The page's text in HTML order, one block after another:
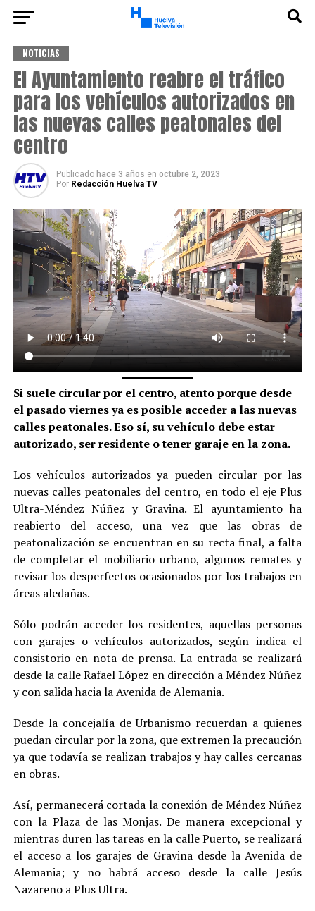
NOTICIAS
El Ayuntamiento reabre el tráfico
para los vehículos autorizados en
las nuevas calles peatonales del
centro
Publicado hace 3 años en octubre 2, 2023
Por Redacción Huelva TV
Si suele circular por el centro, atento porque desde
el pasado viernes ya es posible acceder a las nuevas
calles peatonales. Eso sí, su vehículo debe estar
autorizado, ser residente o tener garaje en la zona.
Los vehículos autorizados ya pueden circular por las
nuevas calles peatonales del centro, en todo el eje Plus
Ultra-Méndez Núñez y Gravina. El ayuntamiento ha
reabierto del acceso, una vez que las obras de
peatonalización se encuentran en su recta final, a falta
de completar el mobiliario urbano, algunos remates y
revisar los desperfectos ocasionados por los trabajos en
áreas aledañas.
Sólo podrán acceder los residentes, aquellas personas
con garajes o vehículos autorizados, según indica el
consistorio en nota de prensa. La entrada se realizará
desde la calle Rafael López en dirección a Méndez Núñez
y con salida hacia la Avenida de Alemania.
Desde la concejalía de Urbanismo recuerdan a quienes
puedan circular por la zona, que extremen la precaución
ya que todavía se realizan trabajos y hay calles cercanas
en obras.
Así, permanecerá cortada la conexión de Méndez Núñez
con la Plaza de las Monjas. De manera excepcional y
mientras duren las tareas en la calle Puerto, se realizará
el acceso a los garajes de Gravina desde la Avenida de
Alemania; y no habrá acceso desde la calle Jesús
Nazareno a Plus Ultra.